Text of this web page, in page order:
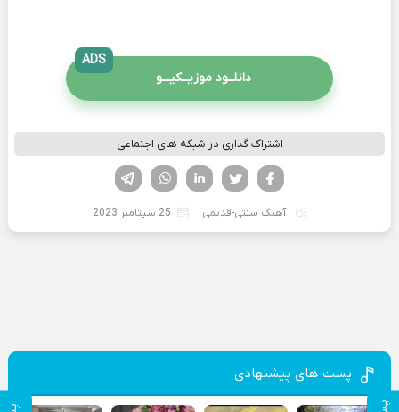
دانلــود موزیــکیـــو
ADS
اشتراک گذاری در شبکه های اجتماعی
لینکدین تویتر
فیسوک
آهنگ سنتی-قدیمی 25 سپتامبر 2023
پست های پیشنهادی